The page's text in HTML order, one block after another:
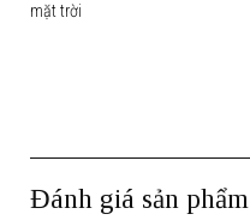
mặt trời
Đánh giá sản phẩm